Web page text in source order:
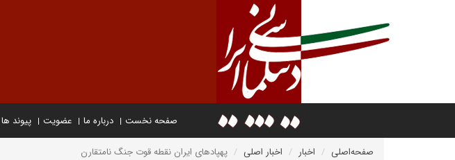
صفحه نخست درباره ما عضویت پیوند ها
صفحه‌اصلی اخبار اخبار اصلی پهپادهای ایران نقطه قوت جنگ نامتقارن